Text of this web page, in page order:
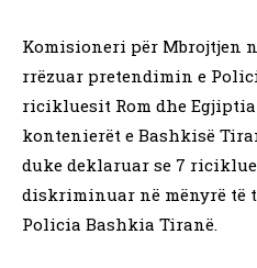
Komisioneri për Mbrojtjen
rrëzuar pretendimin e
ricikluesit Rom dhe
kontenierët e Bashkisë
duke deklaruar se 7
diskriminuar në mënyrë të
Policia Bashkia Tiranë.